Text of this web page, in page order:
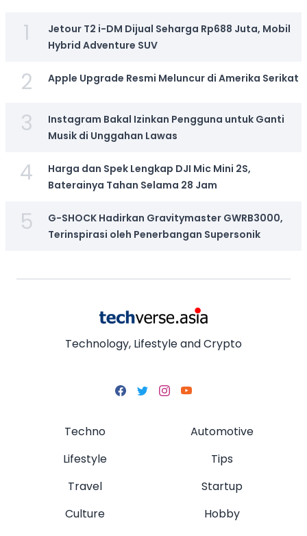
1
Jetour T2 i-DM Dijual Seharga Rp688 Juta, Mobil
Hybrid Adventure SUV
2 Apple Upgrade Resmi Meluncur di Amerika Serikat
3
Instagram Bakal Izinkan Pengguna untuk Ganti
Musik di Unggahan Lawas
4
Harga dan Spek Lengkap DJI Mic Mini 2S,
Baterainya Tahan Selama 28 Jam
5
G-SHOCK Hadirkan Gravitymaster GWRB3000,
Terinspirasi oleh Penerbangan Supersonik
Technology, Lifestyle and Crypto
Techno
Lifestyle
Travel
Culture
Automotive
Tips
Startup
Hobby